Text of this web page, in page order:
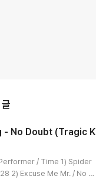
- No Doubt (Tragic K
/ Time 1) Spider
2) Excuse Me Mr. / No D